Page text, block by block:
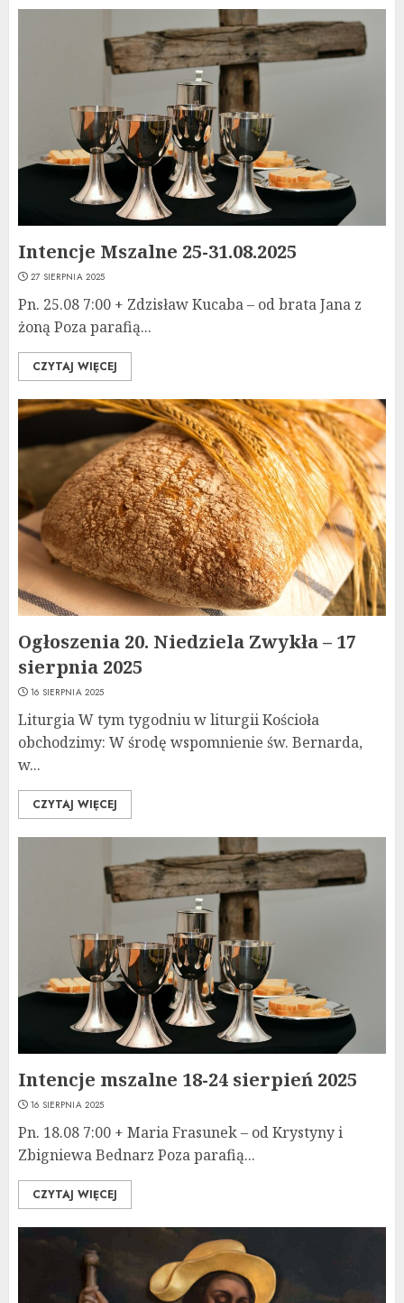
Intencje Mszalne 25-31.08.2025
27 SIERPNIA 2025
Pn. 25.08 7:00 + Zdzisław Kucaba – od brata Jana z
żoną Poza parafią...
CZYTAJ WIĘCEJ
Ogłoszenia 20. Niedziela Zwykła – 17
sierpnia 2025
16 SIERPNIA 2025
Liturgia W tym tygodniu w liturgii Kościoła
obchodzimy: W środę wspomnienie św. Bernarda,
w...
CZYTAJ WIĘCEJ
Intencje mszalne 18-24 sierpień 2025
16 SIERPNIA 2025
Pn. 18.08 7:00 + Maria Frasunek – od Krystyny i
Zbigniewa Bednarz Poza parafią...
CZYTAJ WIĘCEJ